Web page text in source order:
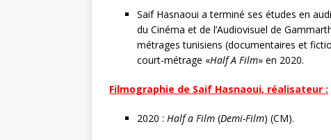
Saif Hasnaoui a terminé ses études en
du Cinéma et de l’Audiovisuel de
métrages tunisiens (documentaires et
court-métrage «Half A Film» en 2020.
Filmographie de Saif Hasnaoui, réalisateur :
2020 : Half a Film (Demi-Film) (CM).